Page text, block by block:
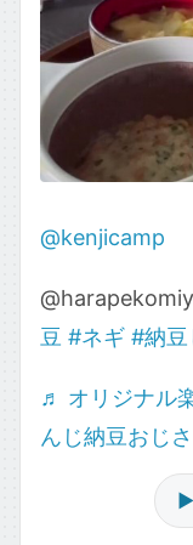
@kenjicamp
豆 #ネギ #納豆
♬ オリジナル
んじ納豆おじ
▶